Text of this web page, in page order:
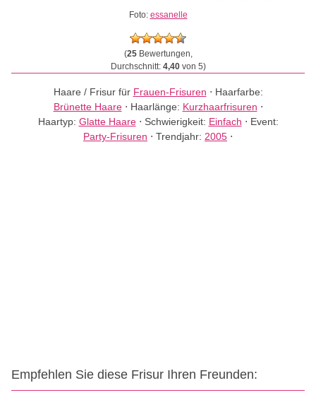
Foto: essanelle
(25Bewertungen,
Durchschnitt: 4,40von 5)
Haare / Frisur für Frauen-Frisuren ⋅ Haarfarbe:
Brünette Haare⋅ Haarlänge: Kurzhaarfrisuren ⋅
Haartyp: Glatte Haare⋅ Schwierigkeit: Einfach ⋅ Event:
Party-Frisuren ⋅ Trendjahr: 2005 ⋅
Empfehlen Sie diese Frisur Ihren Freunden: